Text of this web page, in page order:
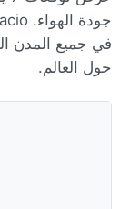
جودة الهواء. San Ignacio تقع في
في جميع المدن
حول العالم.